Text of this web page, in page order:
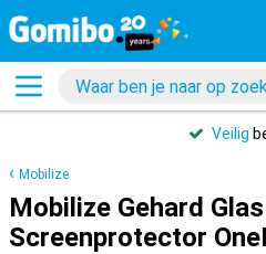
Veilig
Mobilize
Mobilize Gehard
Screenprotector